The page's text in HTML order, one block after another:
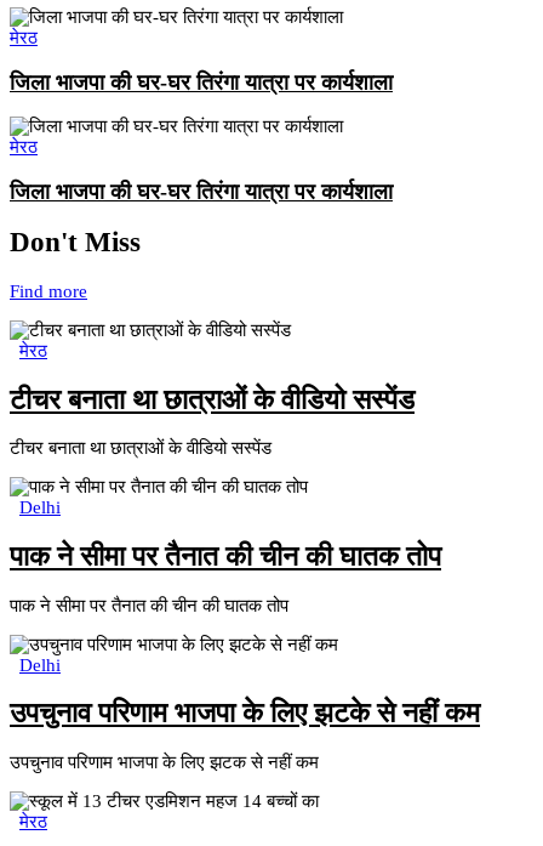
मेरठ
जिला भाजपा की घर-घर तिरंगा यात्रा पर कार्यशाला
मेरठ
जिला भाजपा की घर-घर तिरंगा यात्रा पर कार्यशाला
Don't Miss
Find more
मेरठ
टीचर बनाता था छात्राओं के वीडियो सस्पेंड
टीचर बनाता था छात्राओं के वीडियो सस्पेंड
Delhi
पाक ने सीमा पर तैनात की चीन की घातक तोप
पाक ने सीमा पर तैनात की चीन की घातक तोप
Delhi
उपचुनाव परिणाम भाजपा के लिए झटके से नहीं कम
उपचुनाव परिणाम भाजपा के लिए झटक से नहीं कम
मेरठ